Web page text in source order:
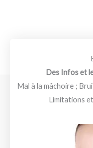
Des Infos et
Mal à la mâchoire ;
Limitations